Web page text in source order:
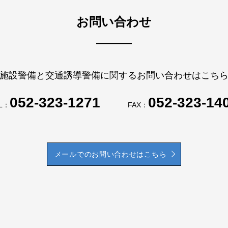
お問い合わせ
施設警備と交通誘導警備に関するお問い合わせはこちら
052-323-1271 FAX： 052-323-
メールでのお問い合わせはこちら